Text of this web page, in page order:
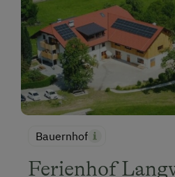
Bauernhof
Ferienhof